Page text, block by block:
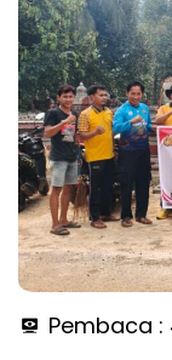
Pembaca :